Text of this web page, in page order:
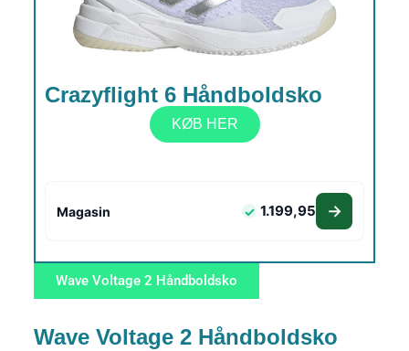
Crazyflight 6 Håndboldsko
KØB HER
Magasin 1.199,95
Wave Voltage 2 Håndboldsko
Wave Voltage 2 Håndboldsko